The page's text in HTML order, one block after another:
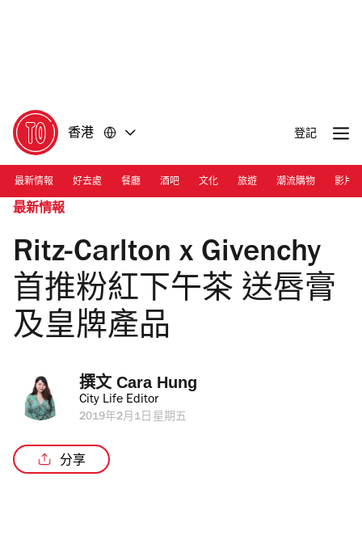
香港 登記
最新情報 好去處 餐廳 酒吧 文化 旅遊 潮流購物 影片
最新情報
Ritz-Carlton x Givenchy
首推粉紅下午茶 送唇膏
及皇牌產品
撰文 Cara Hung
City Life Editor
2019年2月1日星期五
分享